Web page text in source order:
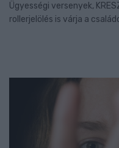
Ügyességi versenyek,
rollerjelölés is várja a